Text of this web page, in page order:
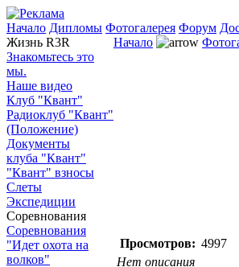
Начало Дипломы Фотогалерея Форум
Жизнь R3R
Знакомьтесь это
мы.
Наше видео
Клуб "Квант"
Радиоклуб "Квант"
(Положение)
Документы
клуба "Квант"
"Квант" взносы
Слеты
Экспедиции
Соревнования
Соревнования
"Идет охота на
волков"
Начало
Просмотров: 4997
Нет описания